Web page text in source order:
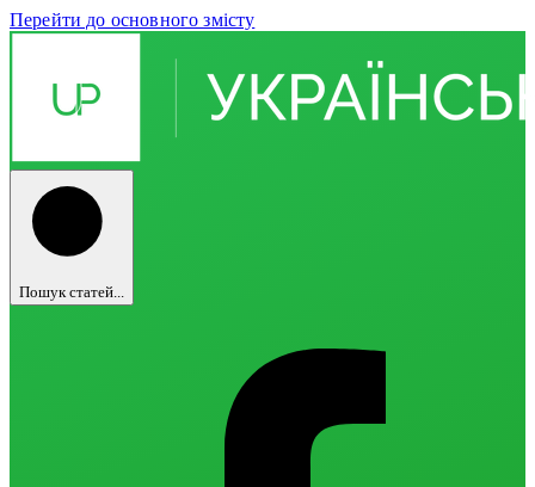
Перейти до основного змісту
Пошук статей...